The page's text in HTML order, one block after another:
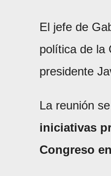
El jefe de
política de la
presidente
La reunión
iniciativas
Congreso